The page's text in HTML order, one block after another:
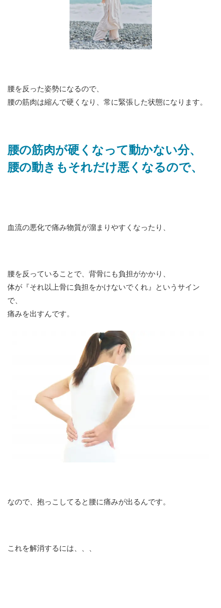
腰を反った姿勢になるので、
腰の筋肉は縮んで硬くなり、常に緊張した状態になります。
腰の筋肉が硬くなって動かない分、
腰の動きもそれだけ悪くなるので、
血流の悪化で痛み物質が溜まりやすくなったり、
腰を反っていることで、背骨にも負担がかかり、
体が『それ以上骨に負担をかけないでくれ』というサイン
で、
痛みを出すんです。
なので、抱っこしてると腰に痛みが出るんです。
これを解消するには、、、